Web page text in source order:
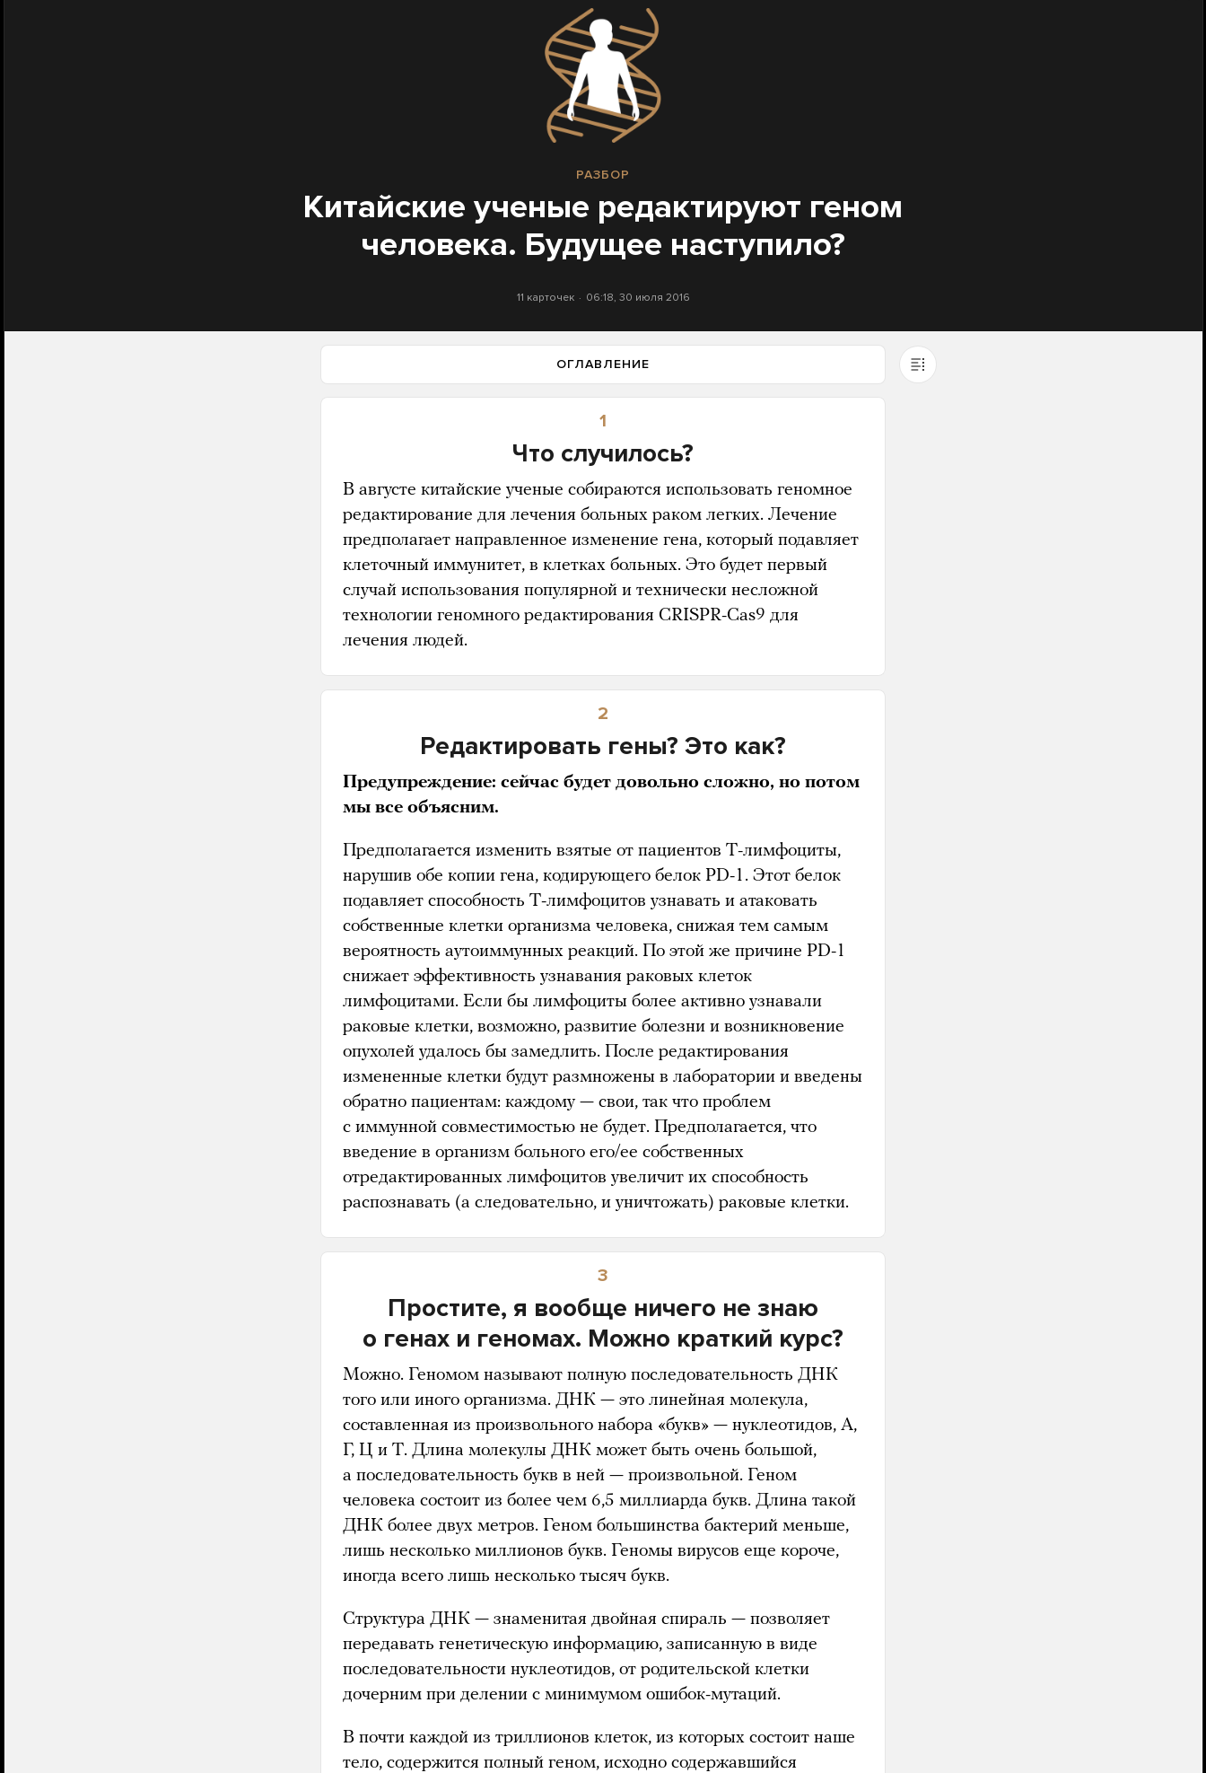
РАЗБОР
Китайские ученые редактируют геном
человека. Будущее наступило?
11 карточек 06:18, 30 июля 2016
ОГЛАВЛЕНИЕ
1
Что случилось?
В августе китайские ученые собираются использовать геномное
редактирование для лечения больных раком легких. Лечение
предполагает направленное изменение гена, который подавляет
клеточный иммунитет, в клетках больных. Это будет первый
случай использования популярной и технически несложной
технологии геномного редактирования CRISPR-Cas9 для
лечения людей.
2
Редактировать гены? Это как?
Предупреждение: сейчас будет довольно сложно, но потом
мы все объясним.
Предполагается изменить взятые от пациентов Т-лимфоциты,
нарушив обе копии гена, кодирующего белок PD-1. Этот белок
подавляет способность Т-лимфоцитов узнавать и атаковать
собственные клетки организма человека, снижая тем самым
вероятность аутоиммунных реакций. По этой же причине PD-1
снижает эффективность узнавания раковых клеток
лимфоцитами. Если бы лимфоциты более активно узнавали
раковые клетки, возможно, развитие болезни и возникновение
опухолей удалось бы замедлить. После редактирования
измененные клетки будут размножены в лаборатории и введены
обратно пациентам: каждому — свои, так что проблем
с иммунной совместимостью не будет. Предполагается, что
введение в организм больного его/ее собственных
отредактированных лимфоцитов увеличит их способность
распознавать (а следовательно, и уничтожать) раковые клетки.
3
Простите, я вообще ничего не знаю
о генах и геномах. Можно краткий курс?
Можно. Геномом называют полную последовательность ДНК
того или иного организма. ДНК — это линейная молекула,
составленная из произвольного набора «букв» — нуклеотидов, А,
Г, Ц и Т. Длина молекулы ДНК может быть очень большой,
а последовательность букв в ней — произвольной. Геном
человека состоит из более чем 6,5 миллиарда букв. Длина такой
ДНК более двух метров. Геном большинства бактерий меньше,
лишь несколько миллионов букв. Геномы вирусов еще короче,
иногда всего лишь несколько тысяч букв.
Структура ДНК — знаменитая двойная спираль — позволяет
передавать генетическую информацию, записанную в виде
последовательности нуклеотидов, от родительской клетки
дочерним при делении c минимумом ошибок-мутаций.
В почти каждой из триллионов клеток, из которых состоит наше
тело, содержится полный геном, исходно содержавшийся